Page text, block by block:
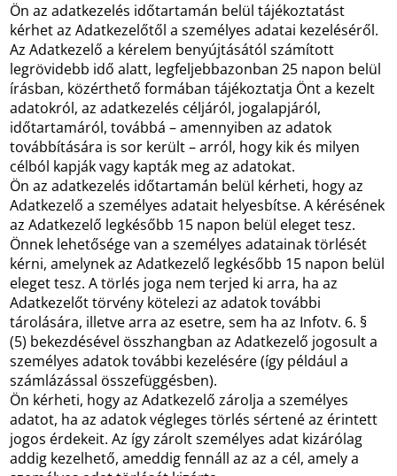
Ön az adatkezelés időtartamán belül tájékoztatást
kérhet az Adatkezelőtől a személyes adatai kezeléséről.
Az Adatkezelő a kérelem benyújtásától számított
legrövidebb idő alatt, legfeljebbazonban 25 napon belül
írásban, közérthető formában tájékoztatja Önt a kezelt
adatokról, az adatkezelés céljáról, jogalapjáról,
időtartamáról, továbbá – amennyiben az adatok
továbbítására is sor került – arról, hogy kik és milyen
célból kapják vagy kapták meg az adatokat.
Ön az adatkezelés időtartamán belül kérheti, hogy az
Adatkezelő a személyes adatait helyesbítse. A kérésének
az Adatkezelő legkésőbb 15 napon belül eleget tesz.
Önnek lehetősége van a személyes adatainak törlését
kérni, amelynek az Adatkezelő legkésőbb 15 napon belül
eleget tesz. A törlés joga nem terjed ki arra, ha az
Adatkezelőt törvény kötelezi az adatok további
tárolására, illetve arra az esetre, sem ha az Infotv. 6. §
(5) bekezdésével összhangban az Adatkezelő jogosult a
személyes adatok további kezelésére (így például a
számlázással összefüggésben).
Ön kérheti, hogy az Adatkezelő zárolja a személyes
adatot, ha az adatok végleges törlés sértené az érintett
jogos érdekeit. Az így zárolt személyes adat kizárólag
addig kezelhető, ameddig fennáll az az a cél, amely a